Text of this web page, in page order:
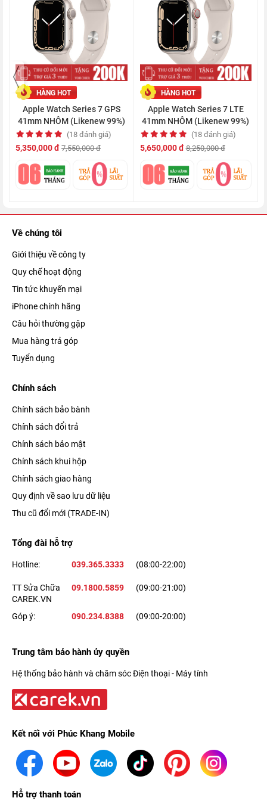
Apple Watch S7 LTE được trang bị nhiều tính năng theo dõi
sức khỏe đang rất được ưa chuộng như: đo nhịp tim, đo lượng
calories tiêu thụ, đo nồng độ oxy trong máu, điện tâm đồ,....
Giúp bạn có thể dễ dàng nắm bắt được tình trạng sức khỏe của
mình, từ đó có thể lên kế hoạch rèn luyện và ăn uống sao cho
hợp lý nhất.
Tính năng phát hiện té ngã
Trong cuộc sống hằng ngày, lúc luyện tập hay đi du lịch, việc bị
nhỏ hay người lớn tuổi. Vì vậy, tính năng này là vô cùng hữu
ích, khi nó có thể tự động gửi thông báo và gọi tới các số
đã cài đặt sẵn trước đó để 'cầu cứu' nếu người dùng
Thích hợp để chăm sóc trẻ em và người
cao tuổi
Ngoài tính năng té ngã rất hữu ích trong việc chăm sóc trẻ em
và người cao tuổi, Apple Watch Series 7 LTE còn hỗ trợ tính
năng Family Setup - cho phép một tài khoản iCloud có thể
quản lý nhiều thiết bị khác nhau, hứa hẹn sẽ giúp phụ huynh
Trợ lý ảo Siri
HÀNG HOT
Apple Watch Series 7 GPS
41mm NHÔM (Likenew 99%)
(18 đánh giá)
5,350,000 đ 7,550,000 đ
HÀNG HOT
Apple Watch Series 7 LTE
41mm NHÔM (Likenew 99%)
(18 đánh giá)
5,650,000 đ 8,250,000 đ
Về chúng tôi
Giới thiệu về công ty
Quy chế hoạt động
Tin tức khuyến mại
iPhone chính hãng
Câu hỏi thường gặp
Mua hàng trả góp
Tuyển dụng
Chính sách
Chính sách bảo bành
Chính sách đổi trả
Chính sách bảo mật
Chính sách khui hộp
Chính sách giao hàng
Quy định về sao lưu dữ liệu
Thu cũ đổi mới (TRADE-IN)
Tổng đài hỗ trợ
Hotline: 039.365.3333 (08:00-22:00)
TT Sửa Chữa
CAREK.VN
09.1800.5859 (09:00-21:00)
Góp ý: 090.234.8388 (09:00-20:00)
Trung tâm bảo hành ủy quyền
Hệ thống bảo hành và chăm sóc Điện thoại - Máy tính
Kết nối với Phúc Khang Mobile
Hỗ trợ thanh toán